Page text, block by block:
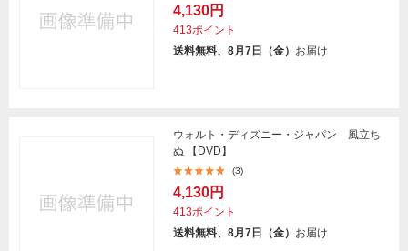
4,130円
413ポイント
送料無料、8月7日（金） お届け
ウォルト・ディズニー・ジャパン 風立ち
ぬ 【DVD】
(3)
4,130円
413ポイント
送料無料、8月7日（金） お届け